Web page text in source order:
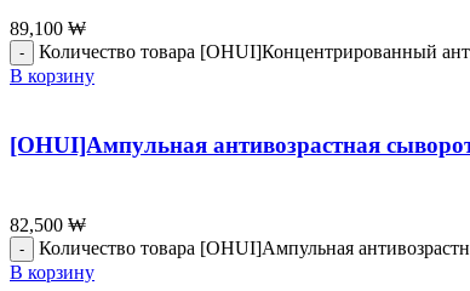
89,100 ₩
Количество товара [OHUI]Концентрированный
В корзину
[OHUI]Ампульная антивозрастная
82,500 ₩
Количество товара [OHUI]Ампульная
В корзину